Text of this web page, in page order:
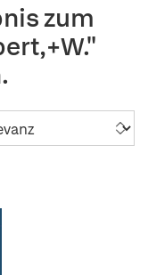
zum